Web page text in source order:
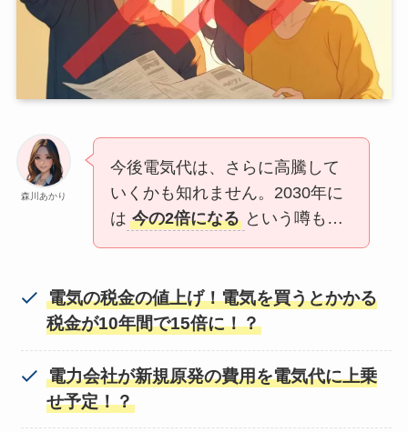
森川あかり
今後電気代は、さらに高騰して
いくかも知れません。2030年に
は 今の2倍になる という噂も…
電気の税金の値上げ！電気を買うとかかる
税金が10年間で15倍に！？
電力会社が新規原発の費用を電気代に上乗
せ予定！？